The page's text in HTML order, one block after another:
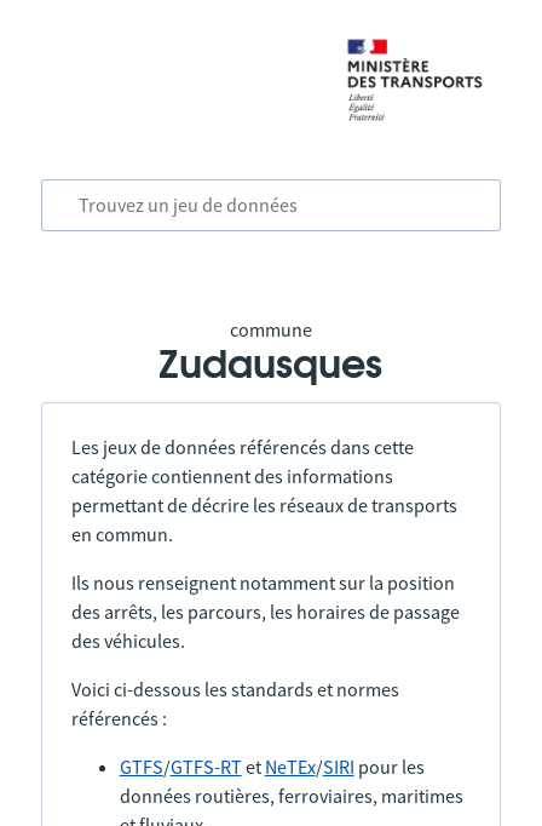
commune
Zudausques
Les jeux de données référencés dans cette
catégorie contiennent des informations
permettant de décrire les réseaux de transports
en commun.
Ils nous renseignent notamment sur la position
des arrêts, les parcours, les horaires de passage
des véhicules.
Voici ci-dessous les standards et normes
référencés :
GTFS/GTFS-RTet NeTEx/SIRI pour les
données routières, ferroviaires, maritimes